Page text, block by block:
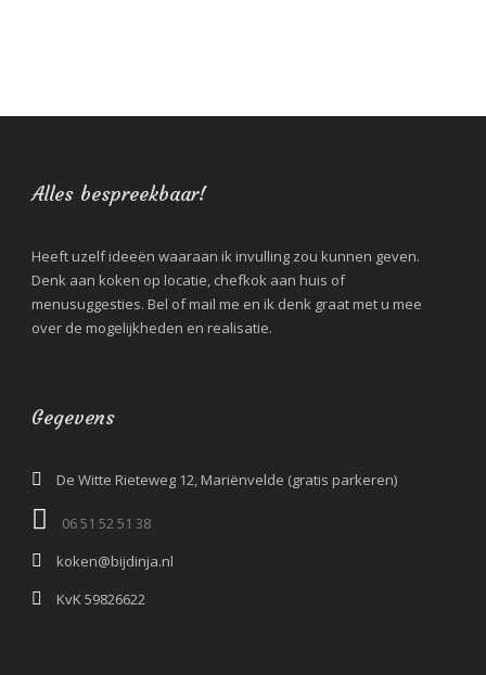
Alles bespreekbaar!
Heeft uzelf ideeën waaraan ik invulling zou kunnen geven.
Denk aan koken op locatie, chefkok aan huis of
menusuggesties. Bel of mail me en ik denk graat met u mee
over de mogelijkheden en realisatie.
Gegevens
De Witte Rieteweg 12, Mariënvelde (gratis parkeren)
06 51 52 51 38‬
koken@bijdinja.nl
KvK 59826622